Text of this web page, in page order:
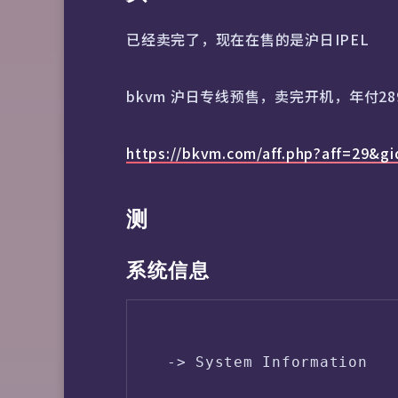
已经卖完了，现在在售的是沪日IPEL
bkvm 沪日专线预售，卖完开机，年付
https://bkvm.com/
测
系统信息
-> System Information